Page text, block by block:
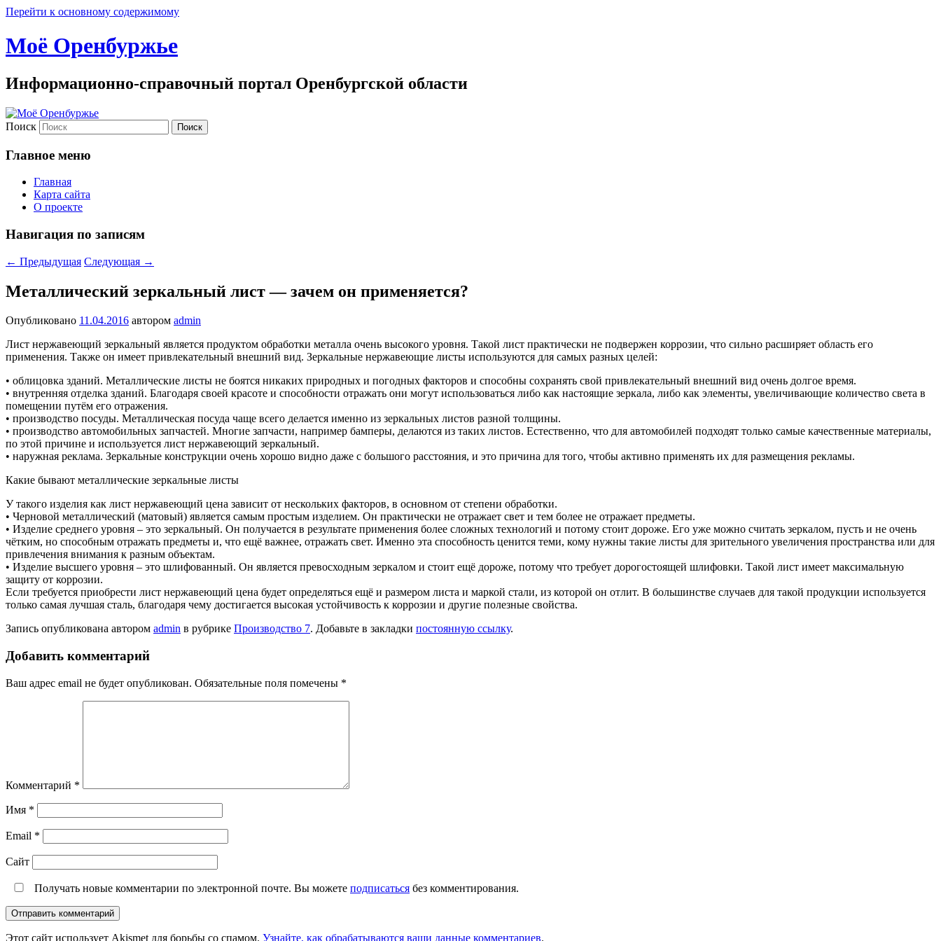
Перейти к основному содержимому
Моё Оренбуржье
Информационно-справочный портал Оренбургской области
Поиск
Главное меню
Главная
Карта сайта
О проекте
Навигация по записям
← Предыдущая Следующая →
Металлический зеркальный лист — зачем он применяется?
Опубликовано 11.04.2016 автором admin
Лист нержавеющий зеркальный является продуктом обработки металла очень высокого уровня. Такой лист практически не подвержен коррозии, что сильно расширяет область его
применения. Также он имеет привлекательный внешний вид. Зеркальные нержавеющие листы используются для самых разных целей:
• облицовка зданий. Металлические листы не боятся никаких природных и погодных факторов и способны сохранять свой привлекательный внешний вид очень долгое время.
• внутренняя отделка зданий. Благодаря своей красоте и способности отражать они могут использоваться либо как настоящие зеркала, либо как элементы, увеличивающие количество света в
помещении путём его отражения.
• производство посуды. Металлическая посуда чаще всего делается именно из зеркальных листов разной толщины.
• производство автомобильных запчастей. Многие запчасти, например бамперы, делаются из таких листов. Естественно, что для автомобилей подходят только самые качественные материалы,
по этой причине и используется лист нержавеющий зеркальный.
• наружная реклама. Зеркальные конструкции очень хорошо видно даже с большого расстояния, и это причина для того, чтобы активно применять их для размещения рекламы.
Какие бывают металлические зеркальные листы
У такого изделия как лист нержавеющий цена зависит от нескольких факторов, в основном от степени обработки.
• Черновой металлический (матовый) является самым простым изделием. Он практически не отражает свет и тем более не отражает предметы.
• Изделие среднего уровня – это зеркальный. Он получается в результате применения более сложных технологий и потому стоит дороже. Его уже можно считать зеркалом, пусть и не очень
чётким, но способным отражать предметы и, что ещё важнее, отражать свет. Именно эта способность ценится теми, кому нужны такие листы для зрительного увеличения пространства или для
привлечения внимания к разным объектам.
• Изделие высшего уровня – это шлифованный. Он является превосходным зеркалом и стоит ещё дороже, потому что требует дорогостоящей шлифовки. Такой лист имеет максимальную
защиту от коррозии.
Если требуется приобрести лист нержавеющий цена будет определяться ещё и размером листа и маркой стали, из которой он отлит. В большинстве случаев для такой продукции используется
только самая лучшая сталь, благодаря чему достигается высокая устойчивость к коррозии и другие полезные свойства.
Запись опубликована автором admin в рубрике Производство 7. Добавьте в закладки постоянную ссылку.
Добавить комментарий
Ваш адрес email не будет опубликован. Обязательные поля помечены *
Комментарий *
Имя *
Email *
Сайт
Получать новые комментарии по электронной почте. Вы можете подписаться без комментирования.
Этот сайт использует Akismet для борьбы со спамом. Узнайте, как обрабатываются ваши данные комментариев.